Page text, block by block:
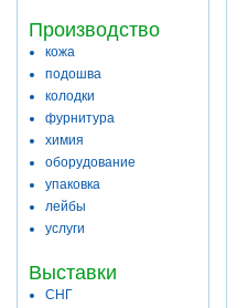
Производство
кожа
подошва
колодки
фурнитура
химия
оборудование
упаковка
лейбы
услуги
Выставки
СНГ